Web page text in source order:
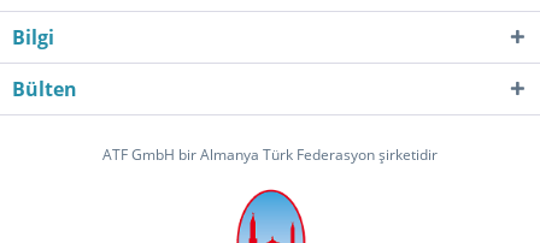
Bilgi
Bülten
ATF GmbH bir Almanya Türk Federasyon şirketidir